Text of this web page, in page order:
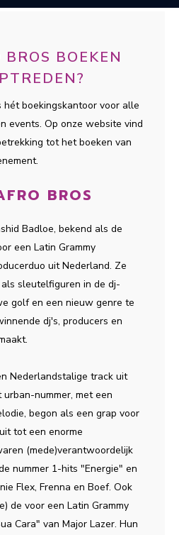
BOEKEN
hét boekingskantoor voor alle
events. Op onze website vind
tot het boeken van
BROS
Badloe, bekend als de
een Latin Grammy
uit Nederland. Ze
sleutelfiguren in de dj-
golf en een nieuw genre te
dj's, producers en
Nederlandstalige track uit
nummer, met een
begon als een grap voor
tot een enorme
(mede)verantwoordelijk
nummer 1-hits "Energie" en
Flex, Frenna en Boef. Ook
de voor een Latin Grammy
Cara" van Major Lazer. Hun